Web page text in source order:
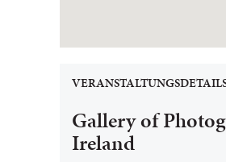
Gallery of
Ireland